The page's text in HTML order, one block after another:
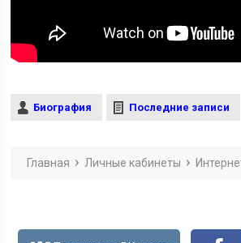
Биография Последние записи
Главная Личные кабинеты